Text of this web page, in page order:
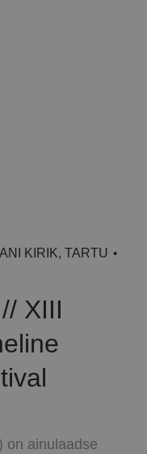
KIRIK, TARTU •
XIII
on ainulaadse